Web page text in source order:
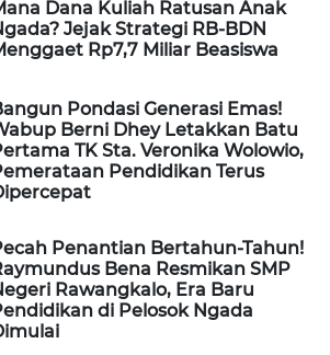
Dana Kuliah Ratusan Anak
Jejak Strategi RB-BDN
Rp7,7 Miliar Beasiswa
Pondasi Generasi Emas!
Berni Dhey Letakkan Batu
TK Sta. Veronika Wolowio,
Pendidikan Terus
Penantian Bertahun-Tahun!
Bena Resmikan SMP
Rawangkalo, Era Baru
di Pelosok Ngada